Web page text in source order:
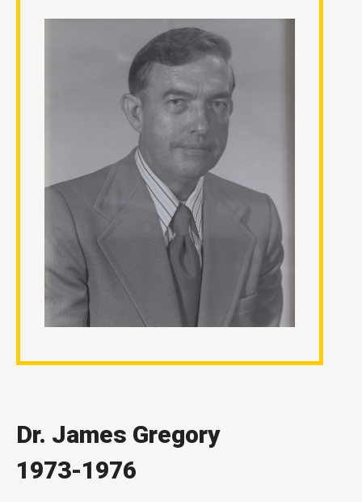
Dr. James Gregory
1973-1976